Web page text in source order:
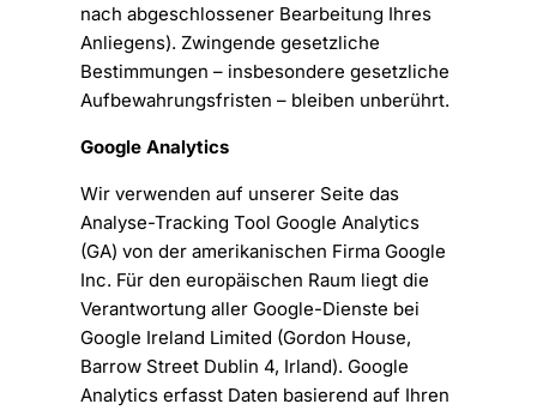
nach abgeschlossener Bearbeitung Ihres
Anliegens). Zwingende gesetzliche
Bestimmungen – insbesondere gesetzliche
Aufbewahrungsfristen – bleiben unberührt.
Google Analytics
Wir verwenden auf unserer Seite das
Analyse-Tracking Tool Google Analytics
(GA) von der amerikanischen Firma Google
Inc. Für den europäischen Raum liegt die
Verantwortung aller Google-Dienste bei
Google Ireland Limited (Gordon House,
Barrow Street Dublin 4, Irland). Google
Analytics erfasst Daten basierend auf Ihren